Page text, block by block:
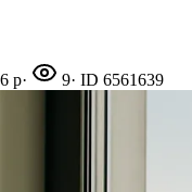
р· 9· ID 6561639